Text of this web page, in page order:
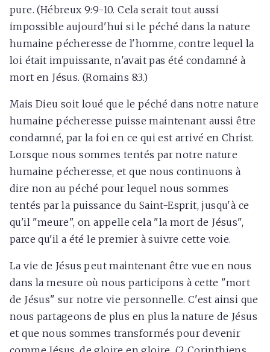
pure. (Hébreux 9:9-10. Cela serait tout aussi
impossible aujourd'hui si le péché dans la nature
humaine pécheresse de l'homme, contre lequel la
loi était impuissante, n'avait pas été condamné à
mort en Jésus. (Romains 8:3.)
Mais Dieu soit loué que le péché dans notre nature
humaine pécheresse puisse maintenant aussi être
condamné, par la foi en ce qui est arrivé en Christ.
Lorsque nous sommes tentés par notre nature
humaine pécheresse, et que nous continuons à
dire non au péché pour lequel nous sommes
tentés par la puissance du Saint-Esprit, jusqu'à ce
qu'il "meure", on appelle cela "la mort de Jésus",
parce qu'il a été le premier à suivre cette voie.
La vie de Jésus peut maintenant être vue en nous
dans la mesure où nous participons à cette "mort
de Jésus" sur notre vie personnelle. C'est ainsi que
nous partageons de plus en plus la nature de Jésus
et que nous sommes transformés pour devenir